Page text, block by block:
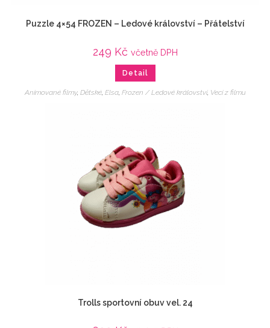
Puzzle 4×54 FROZEN – Ledové království – Přátelství
249 Kč včetně DPH
Detail
Animované filmy, Dětské, Elsa, Frozen / Ledové království, Veci z filmu
Trolls sportovní obuv vel. 24